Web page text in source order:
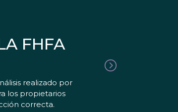
FHFA
realizado por
los propietarios
correcta.